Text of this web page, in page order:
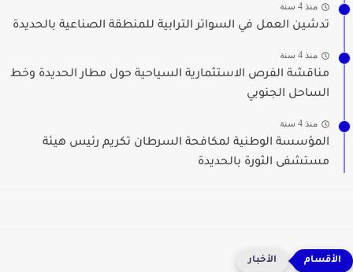
منذ 4 سنة
تدشين العمل في السواتر الترابية للمنطقة الصناعية بالحديدة
منذ 4 سنة
مناقشة الفرص الاستثمارية السياحية حول مطار الحديدة وخط
الساحل الجنوبي
منذ 4 سنة
المؤسسة الوطنية لمكافحة السرطان تكريم رئيس هيئة
مستشفى الثورة بالحديدة
الأخبار